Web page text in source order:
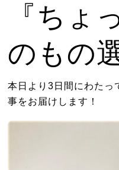
『ちょ
のもの
本日より3日間にわたっ
事をお届けします！